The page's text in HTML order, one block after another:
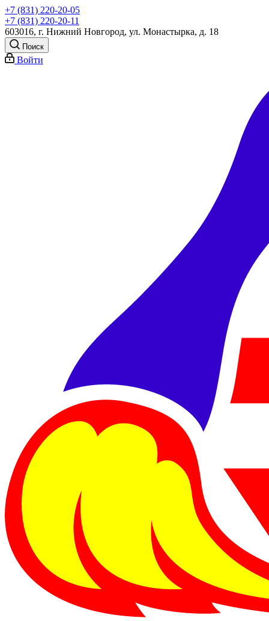
+7 (831) 220-20-05
+7 (831) 220-20-11
603016, г. Нижний Новгород, ул. Монастырка, д. 18
Поиск
Войти